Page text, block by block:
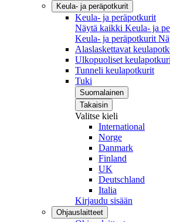
Keula- ja peräpotkurit
Keula- ja peräpotkurit
Näytä kaikki Keula- ja
Keula- ja peräpotkurit
Alaslaskettavat
Ulkopuoliset
Tunneli keulapotkurit
Tuki
Suomalainen
Takaisin
Valitse kieli
International
Norge
Danmark
Finland
UK
Deutschland
Italia
Kirjaudu sisään
Ohjauslaitteet